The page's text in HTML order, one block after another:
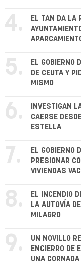
4.
EL TAN DA LA
5.
EL GOBIERNO
DE CEUTA Y
MISMO
6.
INVESTIGAN
CAERSE
ESTELLA
7.
EL GOBIERNO
PRESIONAR
VIVIENDAS
8.
EL INCENDIO
LA AUTOVÍA
MILAGRO
9.
UN NOVILLO
ENCIERRO DE
UNA CORNADA